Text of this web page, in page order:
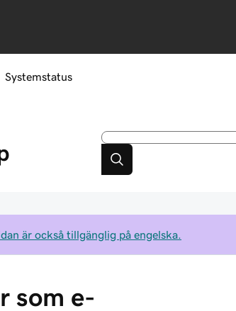
Systemstatus
är också tillgänglig på engelska.
som e-